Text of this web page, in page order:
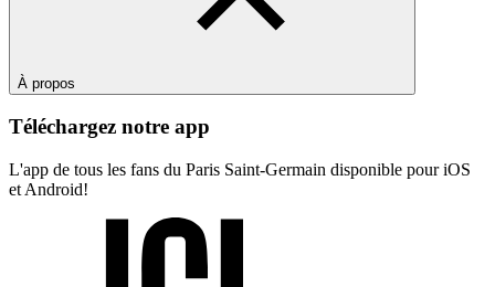
À propos
Téléchargez notre app
L'app de tous les fans du Paris Saint-Germain disponible pour iOS
et Android!